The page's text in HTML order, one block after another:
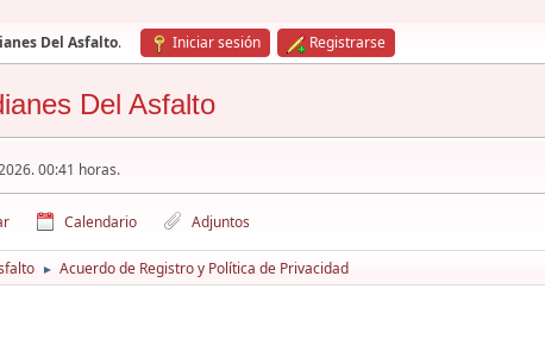
Del Asfalto. Iniciar sesión Registrarse
00:41 horas.
Calendario Adjuntos
► Acuerdo de Registro y Política de Privacidad